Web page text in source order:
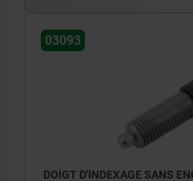
03093
DOIGT D'INDEXAGE SANS